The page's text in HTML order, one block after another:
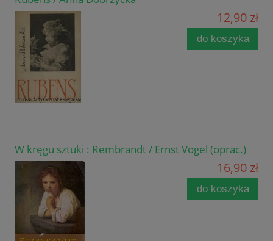
12,90 zł
do koszyka
W kręgu sztuki : Rembrandt / Ernst Vogel (oprac.)
16,90 zł
do koszyka